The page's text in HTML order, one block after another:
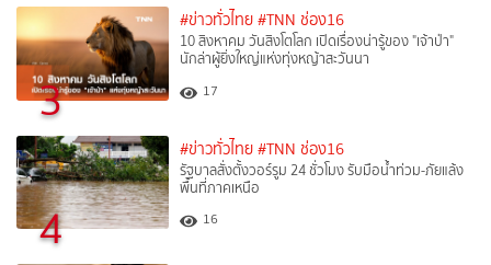
3
#ข่าวทั่วไทย #TNN ช่อง16
10 สิงหาคม วันสิงโตโลก เปิดเรื่องน่ารู้ของ "เจ้าป่า"
นักล่าผู้ยิ่งใหญ่แห่งทุ่งหญ้าสะวันนา
17
4
#ข่าวทั่วไทย #TNN ช่อง16
รัฐบาลสั่งตั้งวอร์รูม 24 ชั่วโมง รับมือน้ำท่วม-ภัยแล้ง
พื้นที่ภาคเหนือ
16